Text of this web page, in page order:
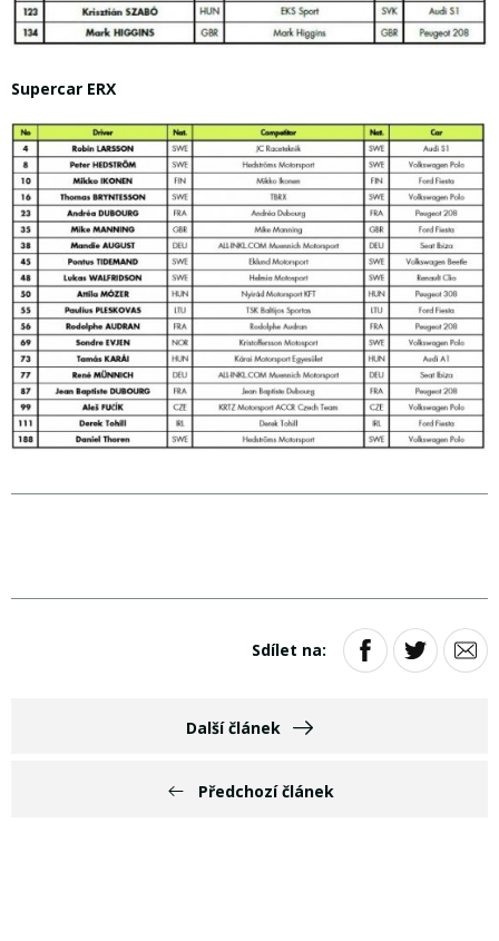
Supercar ERX
Předchozí článek
Sdílet na:
Další článek